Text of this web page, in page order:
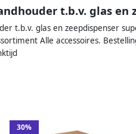
t.b.v. glas en
t.b.v. glas en zeepdispenser
Alle accessoires.
30%